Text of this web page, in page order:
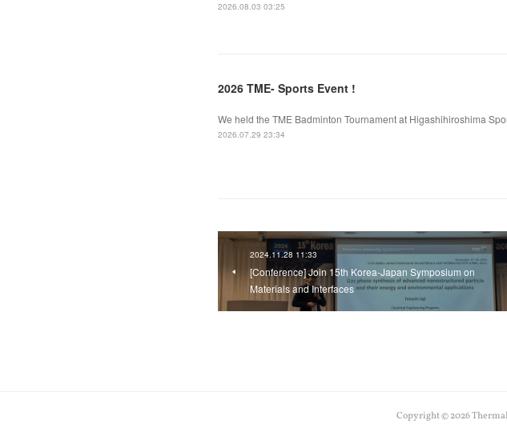
2026.08.03 03:25
2026 TME- Sports Event !
We held the TME Badminton Tournament at Higashihiroshima
2026.07.29 23:34
2024.11.28 11:33
[Conference] Join 15th Korea-Japan Symposium on
Materials and Interfaces
Copyright ©2026